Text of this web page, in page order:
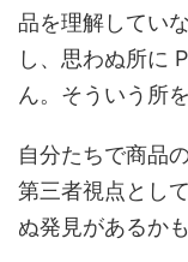
品を理解してい
し、思わぬ所に
ん。そういう所
自分たちで商品
第三者視点とし
ぬ発見があるか